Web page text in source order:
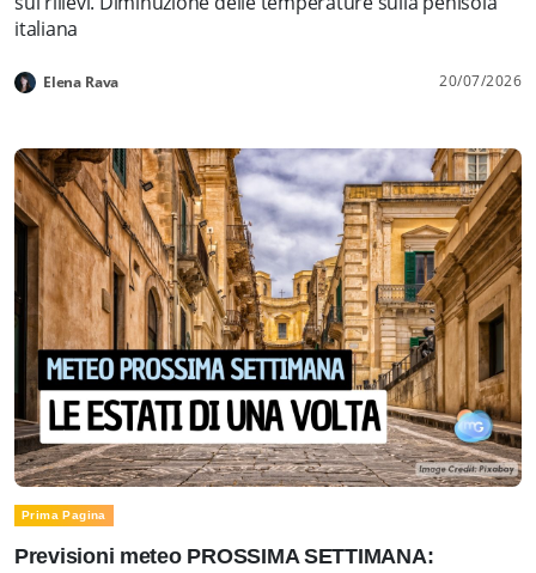
italiana
Elena Rava 20/07/2026
Prima Pagina
Previsioni meteo PROSSIMA SETTIMANA: